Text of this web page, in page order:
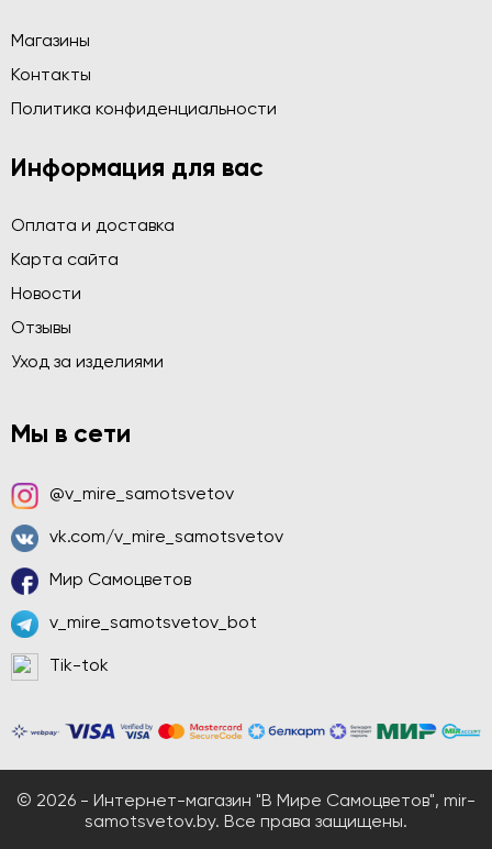
Магазины
Контакты
Политика конфиденциальности
Информация для вас
Оплата и доставка
Карта сайта
Новости
Отзывы
Уход за изделиями
Мы в сети
@v_mire_samotsvetov
vk.com/v_mire_samotsvetov
Мир Самоцветов
v_mire_samotsvetov_bot
Tik-tok
© 2026 - Интернет-магазин "В Мире Самоцветов", mir-
samotsvetov.by. Все права защищены.